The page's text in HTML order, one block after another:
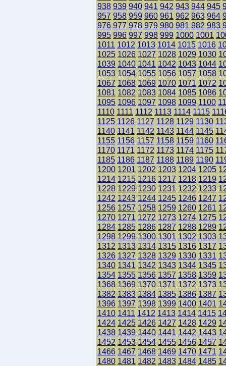
938 939 940 941 942 943 944 945
957 958 959 960 961 962 963 964
976 977 978 979 980 981 982 983
995 996 997 998 999 1000 1001
1011 1012 1013 1014 1015 1016
1025 1026 1027 1028 1029 1030
1039 1040 1041 1042 1043 1044
1053 1054 1055 1056 1057 1058
1067 1068 1069 1070 1071 1072
1081 1082 1083 1084 1085 1086
1095 1096 1097 1098 1099 1100
1110 1111 1112 1113 1114 1115
1125 1126 1127 1128 1129 1130
1140 1141 1142 1143 1144 1145
1155 1156 1157 1158 1159 1160
1170 1171 1172 1173 1174 1175
1185 1186 1187 1188 1189 1190
1200 1201 1202 1203 1204 1205
1214 1215 1216 1217 1218 1219
1228 1229 1230 1231 1232 1233
1242 1243 1244 1245 1246 1247
1256 1257 1258 1259 1260 1261
1270 1271 1272 1273 1274 1275
1284 1285 1286 1287 1288 1289
1298 1299 1300 1301 1302 1303
1312 1313 1314 1315 1316 1317
1326 1327 1328 1329 1330 1331
1340 1341 1342 1343 1344 1345
1354 1355 1356 1357 1358 1359
1368 1369 1370 1371 1372 1373
1382 1383 1384 1385 1386 1387
1396 1397 1398 1399 1400 1401
1410 1411 1412 1413 1414 1415
1424 1425 1426 1427 1428 1429
1438 1439 1440 1441 1442 1443
1452 1453 1454 1455 1456 1457
1466 1467 1468 1469 1470 1471
1480 1481 1482 1483 1484 1485